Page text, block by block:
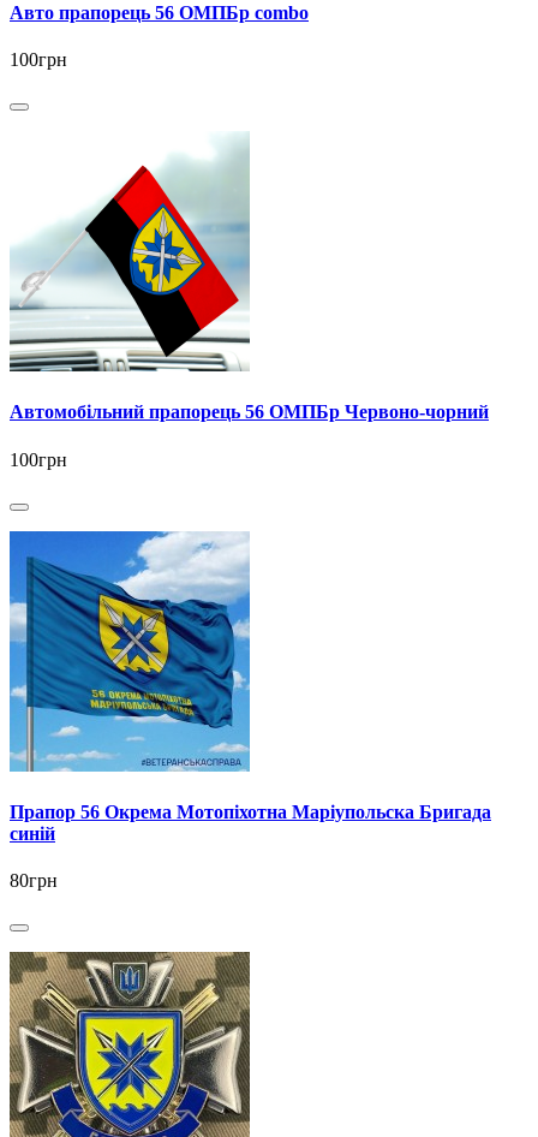
Авто прапорець 56 ОМПБр combo
100грн
Автомобільний прапорець 56 ОМПБр Червоно-чорний
100грн
Прапор 56 Окрема Мотопіхотна Маріупольска Бригада
синій
80грн